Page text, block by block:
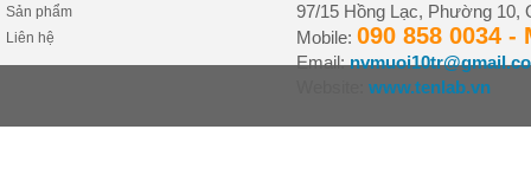
Sản phẩm
Liên hệ
97/15 Hồng Lạc, Phường 10,
Mobile: 090 858 0034 -
Email:
www.tenlab.vn